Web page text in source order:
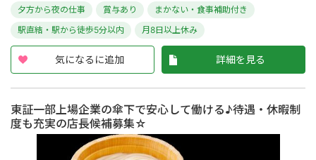
夕方から夜の仕事 賞与あり
まかない・食事補助付き
駅直結・駅から徒歩5分以内
月8日以上休み
気になるに追加 詳細を見る
東証一部上場企業の傘下で安心して働ける♪待遇・休暇制
度も充実の店長候補募集☆